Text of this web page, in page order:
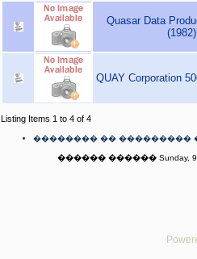
Quasar Data
(1982)
QUAY Corporation
Listing Items 1 to 4 of 4
�������� �� ���������
������ ������ Sunday,